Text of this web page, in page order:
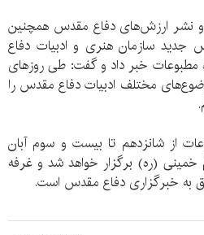
و نشر ارزش‌های دفاع مقدس همچنین
جدید سازمان هنری و ادبیات دفاع
مطبوعات خبر داد و گفت: طی روز‌های
مختلف ادبیات دفاع مقدس را
از شانزدهم تا بیست و سوم آبان
خمینی (ره) برگزار خواهد شد و غرفه